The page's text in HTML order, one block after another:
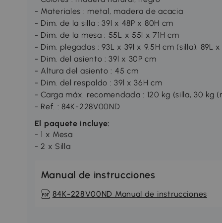
- Materiales : metal, madera de acacia
- Dim. de la silla : 39l x 48P x 80H cm
- Dim. de la mesa : 55L x 55l x 71H cm
- Dim. plegadas : 93L x 39l x 9,5H cm (silla), 89L
- Dim. del asiento : 39l x 30P cm
- Altura del asiento : 45 cm
- Dim. del respaldo : 39l x 36H cm
- Carga máx. recomendada : 120 kg (silla, 30 kg
- Ref. : 84K-228V00ND
El paquete incluye:
- 1 x Mesa
- 2 x Silla
Manual de instrucciones
84K-228V00ND Manual de instrucciones